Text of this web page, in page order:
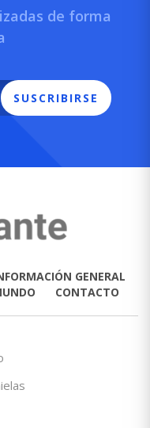
de forma
SUSCRIBIRSE
GENERAL
CONTACTO